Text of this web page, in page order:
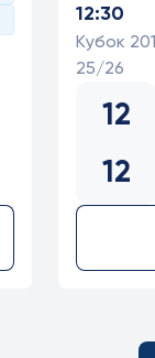
12:30
Кубок
25/26
12
12